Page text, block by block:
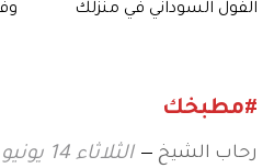
الفول السوداني في منزلك
#مطبخك
رحاب الشيخ الثلاثاء 14 يونيو 2022 11:59